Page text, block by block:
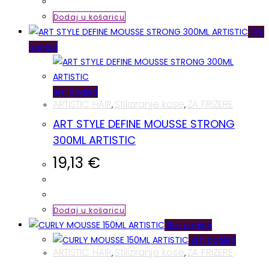
Dodaj u košaricu
Brzi
pogled
Brzi pogled
ARTISTIC HAIR, Stiliziranje kose, ZA FRIZERE
ART STYLE DEFINE MOUSSE STRONG
300ML ARTISTIC
19,13 €
Dodaj u košaricu
Brzi pogled
Brzi pogled
ARTISTIC HAIR, Stiliziranje kose, ZA FRIZERE